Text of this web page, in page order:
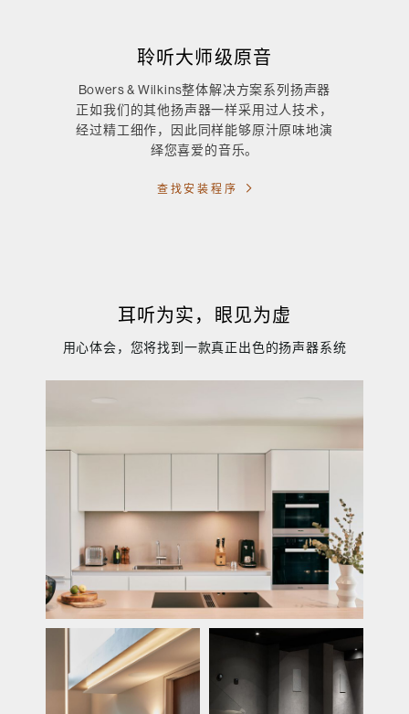
聆听大师级原音
Bowers & Wilkins整体解决方案系列扬声器
正如我们的其他扬声器一样采用过人技术，
经过精工细作，因此同样能够原汁原味地演
绎您喜爱的音乐。
查找安装程序
耳听为实，眼见为虚
用心体会，您将找到一款真正出色的扬声器系统